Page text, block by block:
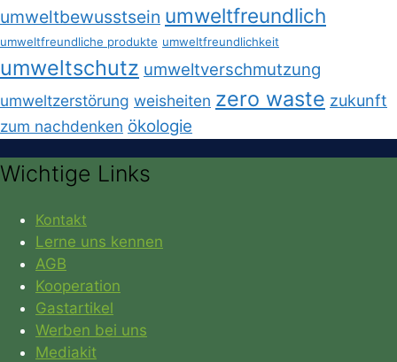
umweltbewusstsein umweltfreundlich
umweltfreundliche produkte umweltfreundlichkeit
umweltschutz umweltverschmutzung
umweltzerstörung weisheiten zero waste zukunft
zum nachdenken ökologie
Wichtige Links
Kontakt
Lerne uns kennen
AGB
Kooperation
Gastartikel
Werben bei uns
Mediakit